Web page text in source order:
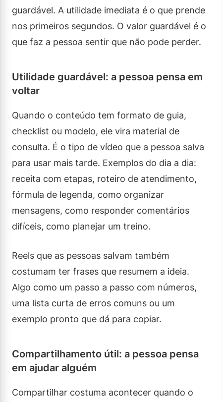
guardável. A utilidade imediata é o que prende
nos primeiros segundos. O valor guardável é o
que faz a pessoa sentir que não pode perder.
Utilidade guardável: a pessoa pensa em
voltar
Quando o conteúdo tem formato de guia,
checklist ou modelo, ele vira material de
consulta. É o tipo de vídeo que a pessoa salva
para usar mais tarde. Exemplos do dia a dia:
receita com etapas, roteiro de atendimento,
fórmula de legenda, como organizar
mensagens, como responder comentários
difíceis, como planejar um treino.
Reels que as pessoas salvam também
costumam ter frases que resumem a ideia.
Algo como um passo a passo com números,
uma lista curta de erros comuns ou um
exemplo pronto que dá para copiar.
Compartilhamento útil: a pessoa pensa
em ajudar alguém
Compartilhar costuma acontecer quando o